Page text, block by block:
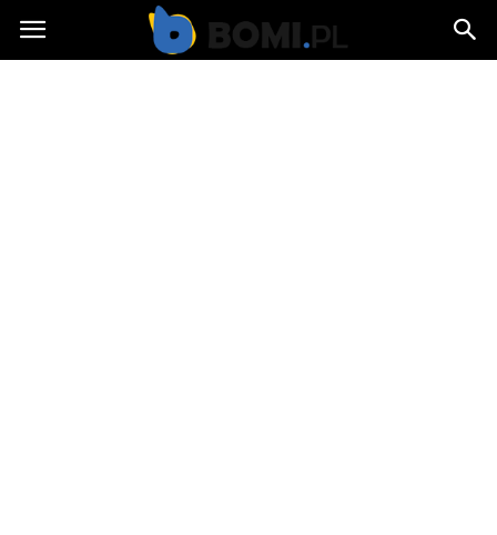
Bomi.pl